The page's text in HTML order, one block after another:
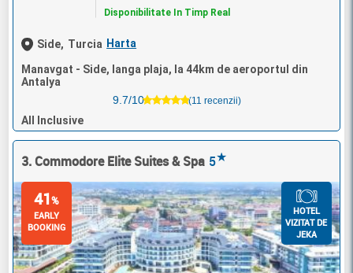
Disponibilitate In Timp Real
Side, Turcia Harta
Manavgat - Side, langa plaja, la 44km de aeroportul din
Antalya
9.7/10
(11 recenzii)
All Inclusive
3. Commodore Elite Suites & Spa 5★
41%
EARLY
BOOKING
HOTEL
VIZITAT DE
JEKA